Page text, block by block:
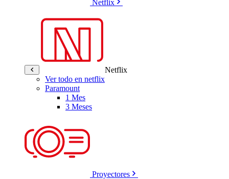
Netflix
Netflix
Ver todo en netflix
Paramount
1 Mes
3 Meses
Proyectores